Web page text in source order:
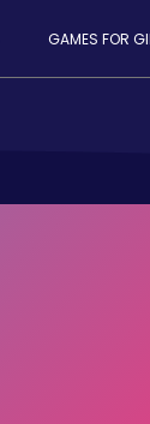
GAMES FOR